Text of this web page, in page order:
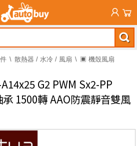
散熱器 / 水冷 / 風扇
▣ 機殼風扇
G2 PWM Sx2-PP
1500轉 AAO防震靜音雙風